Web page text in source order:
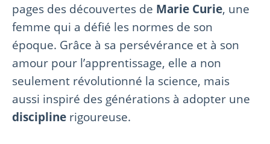
pages des découvertes de Marie Curie, une
femme qui a défié les normes de son
époque. Grâce à sa persévérance et à son
amour pour l’apprentissage, elle a non
seulement révolutionné la science, mais
aussi inspiré des générations à adopter une
discipline rigoureuse.